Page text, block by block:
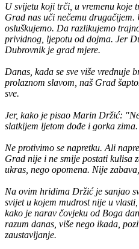
U svijetu koji trči, u vremenu koje
Grad nas uči nečemu drugačijem.
osluškujemo. Da razlikujemo
prividnog, ljepotu od dojma. Jer
Dubrovnik je grad mjere.
Danas, kada se sve više vrednuje
prolaznom slavom, naš Grad
sve.
Jer, kako je pisao Marin Držić:
slatkijem ljetom dođe i gorka
Ne protivimo se napretku. Ali
Grad nije i ne smije postati kulisa
ukras, nego opomena. Nije
Na ovim hridima Držić je sanjao
svijet u kojem mudrost nije u
kako je narav čovjeku od Boga
razum danas, više nego ikada,
zaustavljanje.